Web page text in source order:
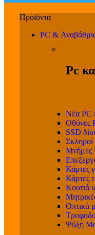
PC &
Pc
Νέα PC
Οθόνες
SSD
Σκληροί
Μνήμες
Κάρτες
Κάρτες
Κουτιά
Οπτικά
Ψύξη